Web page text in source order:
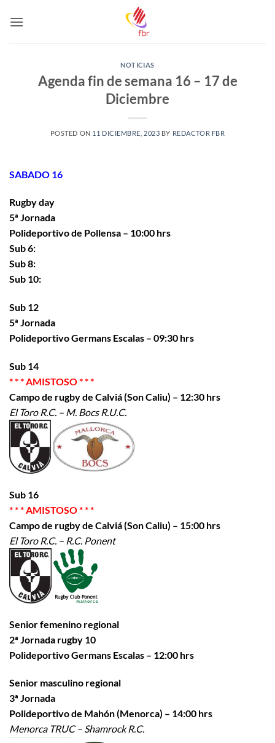
NOTICIAS
Agenda fin de semana 16 – 17 de
Diciembre
POSTED ON 11 DICIEMBRE, 2023 BY REDACTOR FBR
SABADO 16
Rugby day
5ª Jornada
Polideportivo de Pollensa – 10:00 hrs
Sub 6:
Sub 8:
Sub 10:
Sub 12
5ª Jornada
Polideportivo Germans Escalas – 09:30 hrs
Sub 14
* * * AMISTOSO * * *
Campo de rugby de Calviá (Son Caliu) – 12:30 hrs
El Toro R.C. – M. Bocs R.U.C.
Sub 16
* * * AMISTOSO * * *
Campo de rugby de Calviá (Son Caliu) – 15:00 hrs
El Toro R.C. – R.C. Ponent
Senior femenino regional
2ª Jornada rugby 10
Polideportivo Germans Escalas – 12:00 hrs
Senior masculino regional
3ª Jornada
Polideportivo de Mahón (Menorca) – 14:00 hrs
Menorca TRUC – Shamrock R.C.